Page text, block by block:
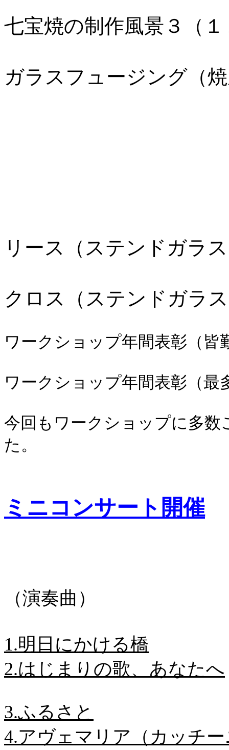
七宝焼の制作風景３（
ガラスフュージング（
リース（ステンドガラ
クロス（ステンドガラ
ワークショップ年間表彰（皆
ワークショップ年間表彰（最
今回もワークショップに多
た。
ミニコンサート開催
（演奏曲）
1.明日にかける橋
2.はじまりの歌、あなたへ
3.ふるさと
4.アヴェマリア（カッチ